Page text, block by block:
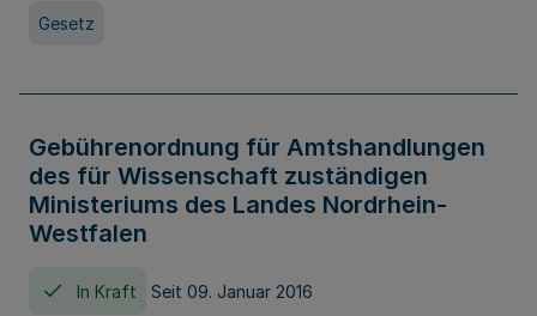
Gesetz
Gebührenordnung für Amtshandlungen
des für Wissenschaft zuständigen
Ministeriums des Landes Nordrhein-
Westfalen
In Kraft Seit 09. Januar 2016